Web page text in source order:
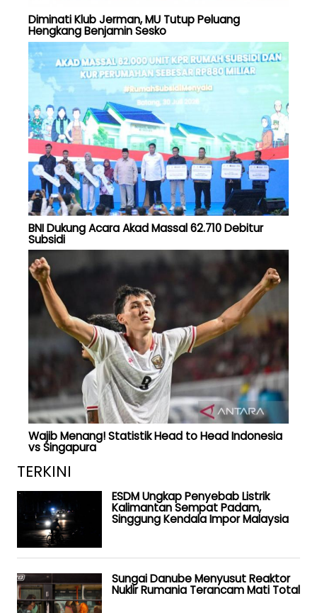
Diminati Klub Jerman, MU Tutup Peluang
Hengkang Benjamin Sesko
BNI Dukung Acara Akad Massal 62.710 Debitur
Subsidi
Wajib Menang! Statistik Head to Head Indonesia
vs Singapura
TERKINI
ESDM Ungkap Penyebab Listrik
Kalimantan Sempat Padam,
Singgung Kendala Impor Malaysia
Sungai Danube Menyusut Reaktor
Nuklir Rumania Terancam Mati Total